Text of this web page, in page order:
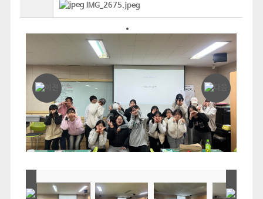
IMG_2675.jpeg